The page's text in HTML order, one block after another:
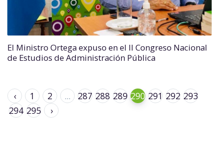
El Ministro Ortega expuso en el II Congreso Nacional
de Estudios de Administración Pública
‹ 1 2 ... 287 288 289 290 291 292 293
294 295 ›